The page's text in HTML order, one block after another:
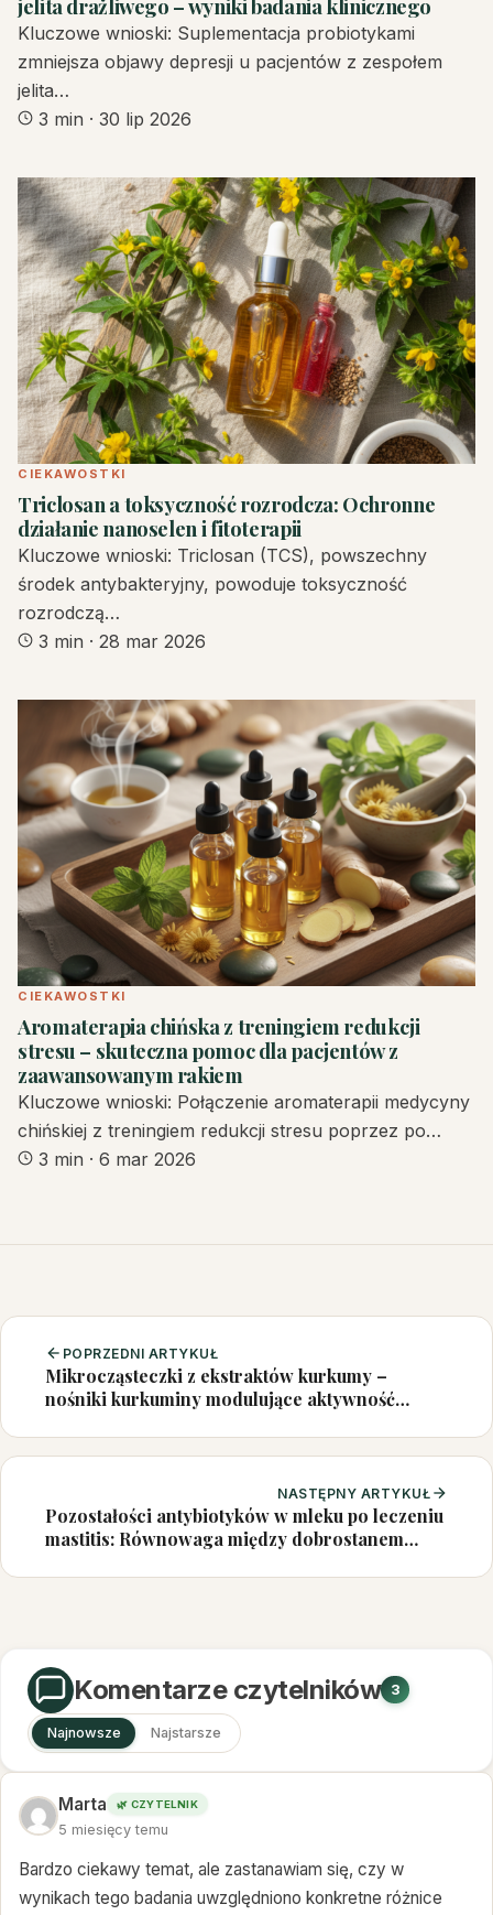
jelita drażliwego – wyniki badania klinicznego
Kluczowe wnioski: Suplementacja probiotykami
zmniejsza objawy depresji u pacjentów z zespołem
jelita…
3 min · 30 lip 2026
CIEKAWOSTKI
Triclosan a toksyczność rozrodcza: Ochronne
działanie nanoselen i fitoterapii
Kluczowe wnioski: Triclosan (TCS), powszechny
środek antybakteryjny, powoduje toksyczność
rozrodczą…
3 min · 28 mar 2026
CIEKAWOSTKI
Aromaterapia chińska z treningiem redukcji
stresu – skuteczna pomoc dla pacjentów z
zaawansowanym rakiem
Kluczowe wnioski: Połączenie aromaterapii medycyny
chińskiej z treningiem redukcji stresu poprzez po…
3 min · 6 mar 2026
POPRZEDNI ARTYKUŁ
Mikrocząsteczki z ekstraktów kurkumy –
nośniki kurkuminy modulujące aktywność
NASTĘPNY ARTYKUŁ
Pozostałości antybiotyków w mleku po leczeniu
mastitis: Równowaga między dobrostanem
Komentarze czytelników 3
Najnowsze Najstarsze
Marta 🌿 CZYTELNIK
5 miesięcy temu
Bardzo ciekawy temat, ale zastanawiam się, czy w
wynikach tego badania uwzględniono konkretne różnice